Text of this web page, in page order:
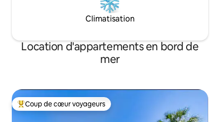
Climatisation
Location d'appartements en bord de
mer
Coups de cœur voyageurs les plus appréciés
Coup de cœur voyageurs